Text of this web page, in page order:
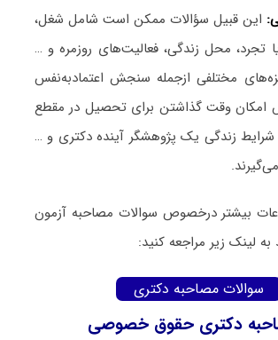
این قبیل سؤالات ممکن است شامل شغل،
محل زندگی، فعالیت‌های روزمره و …
مختلفی ازجمله سنجش اعتمادبه‌نفس
وقت گذاشتن برای تحصیل در مقطع
زندگی یک پژوهشگر آینده دکتری و …
بیشتر درخصوص سوالات مصاحبه آزمون
لینک زیر مراجعه کنید:
سوالات مصاحبه دکتری
دکتری حقوق خصوصی